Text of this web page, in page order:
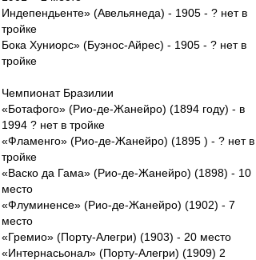
Индепендьенте» (Авельянеда) - 1905 - ? нет в
тройке
Бока Хуниорс» (Буэнос-Айрес) - 1905 - ? нет в
тройке
Чемпионат Бразилии
«Ботафого» (Рио-де-Жанейро) (1894 году) - в
1994 ? нет в тройке
«Фламенго» (Рио-де-Жанейро) (1895 ) - ? нет в
тройке
«Васко да Гама» (Рио-де-Жанейро) (1898) - 10
место
«Флуминенсе» (Рио-де-Жанейро) (1902) - 7
место
«Гремио» (Порту-Алегри) (1903) - 20 место
«Интернасьонал» (Порту-Алегри) (1909) 2